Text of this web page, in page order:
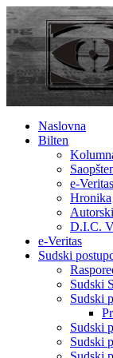
Naslovna
Bilten
e-Veritas
Hronika
D.I.C.
e-Veritas
Sudski
Sudski
Sudski
Sudski
Sudski